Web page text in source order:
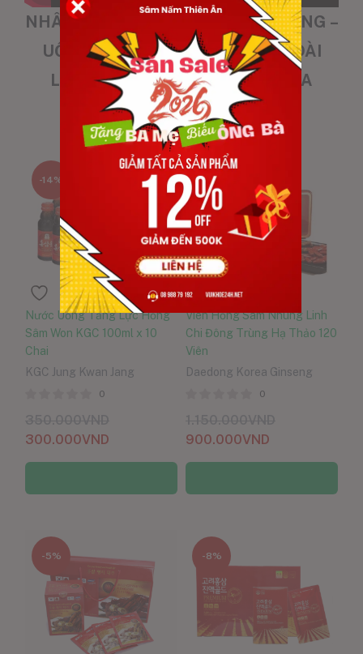
NHÂN SÂM HÀN QUỐC CHÍNH HÃNG –
UỐNG MỖI NGÀY KHỎE MẠNH DÀI
LÂU - ƯU ĐÃI ĐẶC BIỆT KHI MUA
HÀNG ONLINE
-14%
Nước Uống Tăng Lực Hồng
Sâm Won KGC 100ml x 10
Chai
KGC Jung Kwan Jang
0
300.000VND
-22%
Viên Hồng Sâm Nhung Linh
Chi Đông Trùng Hạ Thảo 120
Viên
Daedong Korea Ginseng
0
900.000VND
-5% -8%